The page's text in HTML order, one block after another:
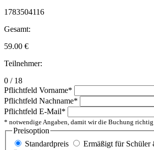
1783504116
Gesamt:
59.00 €
Teilnehmer:
0 / 18
Pflichtfeld Vorname*
Pflichtfeld Nachname*
Pflichtfeld E-Mail*
* notwendige Angaben, damit wir die Buchung
Preisoption
Standardpreis
Ermäßigt für Schüler